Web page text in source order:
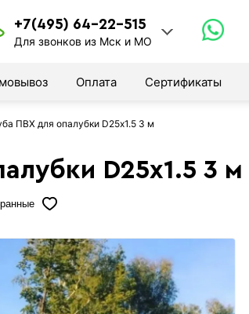
+7(495) 64-22-515
Для звонков из Мск и МО
Оплата Сертификаты
ПВХ для опалубки D25х1.5 3 м
D25х1.5 3 м